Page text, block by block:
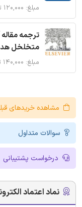
مبلغ: ۱۲۰,۰۰۰ تومان
ترجمه
متخلخل
مبلغ: ۱۴۰,۰۰۰ تومان
مشاهده خریدهای
سوالات متداول
درخواست پشتیبانی
نماد اعتماد